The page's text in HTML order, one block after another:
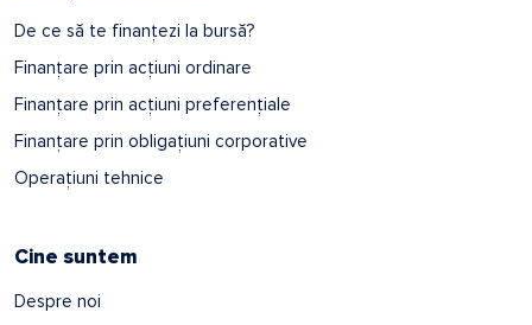
De ce să te finanțezi la bursă?
Finanțare prin acțiuni ordinare
Finanțare prin acțiuni preferențiale
Finanțare prin obligațiuni corporative
Operațiuni tehnice
Cine suntem
Despre noi